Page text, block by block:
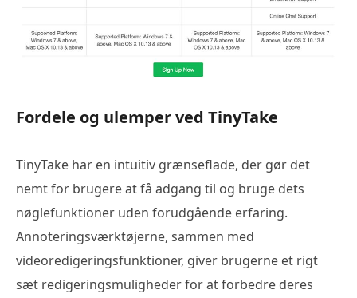
Fordele og ulemper ved TinyTake
TinyTake har en intuitiv grænseflade, der gør det
nemt for brugere at få adgang til og bruge dets
nøglefunktioner uden forudgående erfaring.
Annoteringsværktøjerne, sammen med
videoredigeringsfunktioner, giver brugerne et rigt
sæt redigeringsmuligheder for at forbedre deres